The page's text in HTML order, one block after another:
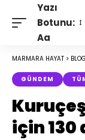
Yazı
Botunu:
Aa
MARMARA HAYAT > BLOG
GÜNDEM
için 130